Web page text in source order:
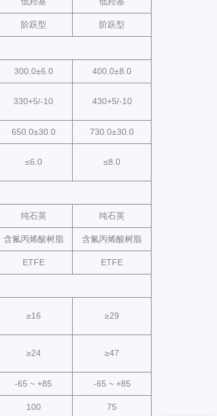
阶跃型 阶跃型
300.0±6.0 400.0±8.0
330+5/-10 430+5/-10
650.0±30.0 730.0±30.0
≤6.0 ≤8.0
纯石英 纯石英
含氟丙烯酸树脂 含氟丙烯酸树脂
ETFE ETFE
≥16 ≥29
≥24 ≥47
-65 ~ +85 -65 ~ +85
100 75